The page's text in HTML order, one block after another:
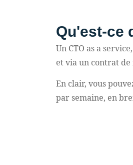
Qu'est-ce
Un CTO as a
et via un contrat de
En clair, vous
par semaine, en